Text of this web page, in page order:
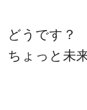
どうです？
ちょっと未